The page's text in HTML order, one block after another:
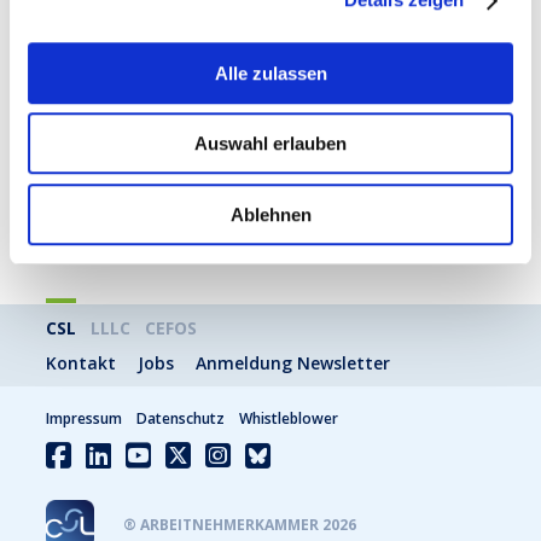
Alle zulassen
Auswahl erlauben
Ablehnen
Nächstes Topic
Zuständigkeiten der
Personaldelegation
CSL LLLC
CEFOS
Kontakt
Jobs Anmeldung Newsletter
® ARBEITNEHMERKAMMER 2026
Impressum Datenschutz Whistleblower